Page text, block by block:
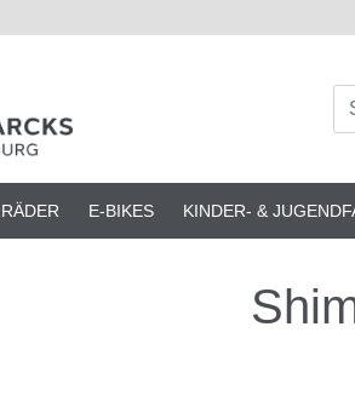
E-BIKES KINDER- &